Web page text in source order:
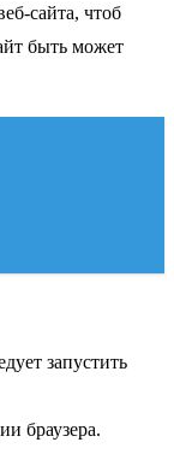
сайта, чтоб
быть может
запустить
браузера.